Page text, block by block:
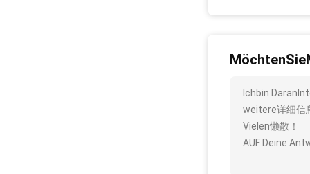
Ichbin
weitere详细信
Vielen懒散！
AUF Deine